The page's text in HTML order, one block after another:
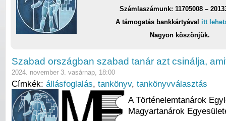
Számlaszámunk: 11705008 –
A támogatás bankkártyával itt
Nagyon köszönjük.
Szabad országban szabad tanár azt csinálja,
2024. november 3. vasárnap, 18:00
Címkék: állásfoglalás, tankönyv, tankönyvválasztás
A Történelemtanárok
Magyartanárok